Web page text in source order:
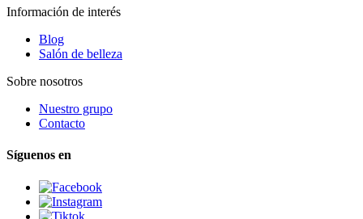
Información de interés
Blog
Salón de belleza
Sobre nosotros
Nuestro grupo
Contacto
Síguenos en